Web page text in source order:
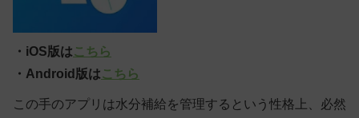
・iOS版はこちら
・Android版はこちら
この手のアプリは水分補給を管理するという性格上、必然